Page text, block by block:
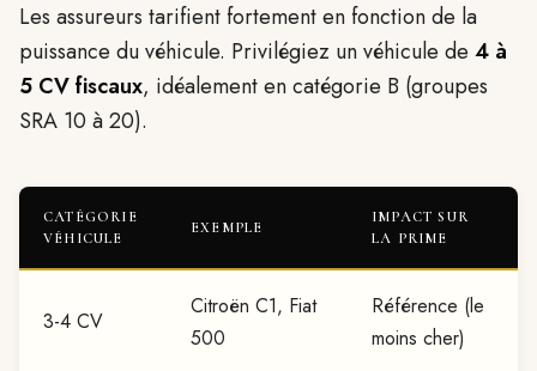
Les assureurs tarifient fortement en fonction de la
puissance du véhicule. Privilégiez un véhicule de 4 à
5 CV fiscaux, idéalement en catégorie B (groupes
SRA 10 à 20).
CATÉGORIE
VÉHICULE
EXEMPLE
IMPACT SUR
LA PRIME
3-4 CV
Citroën C1, Fiat
500
Référence (le
moins cher)